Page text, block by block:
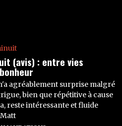
(avis) : entre vies
agréablement surprise malgré
bien que répétitive à cause
reste intéressante et fluide